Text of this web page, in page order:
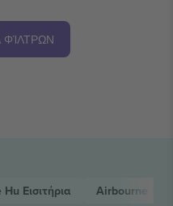
Hu Εισιτήρια Airbourne